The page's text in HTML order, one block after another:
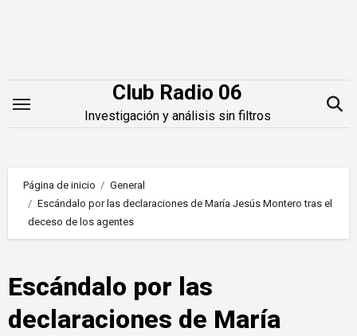
Club Radio 06
Investigación y análisis sin filtros
Página de inicio
General
Escándalo por las declaraciones de María Jesús Montero tras el
deceso de los agentes
Escándalo por las
declaraciones de María